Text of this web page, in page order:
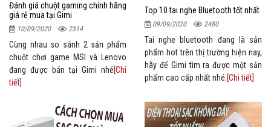
Đánh giá chuột gaming chính hãng
giá rẻ mua tại Gimi
10/09/2020 2314
Cùng nhau so sánh 2 sản phẩm
chuột chơi game MSI và Lenovo
đang được bán tại Gimi nhé[Chi
tiết]
Top 10 tai nghe Bluetooth tốt nhất
09/09/2020 2480
Tai nghe bluetooth đang là sản
phẩm hot trên thị trường hiện nay,
hãy để Gimi tìm ra được một sản
phẩm cao cấp nhất nhé.[Chi tiết]